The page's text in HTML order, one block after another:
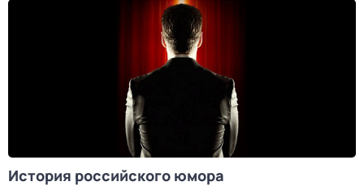
История российского юмора